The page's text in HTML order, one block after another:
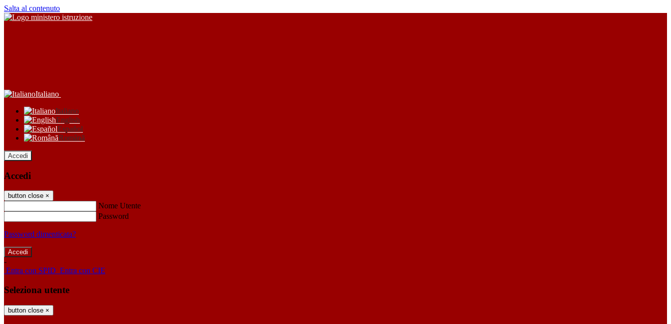
Salta al contenuto
Italiano
Italiano
English
Español
Română
Accedi
Accedi
button close ×
Nome Utente
Password
Password dimenticata?
-
Entra con SPID Entra con CIE
Seleziona utente
button close ×